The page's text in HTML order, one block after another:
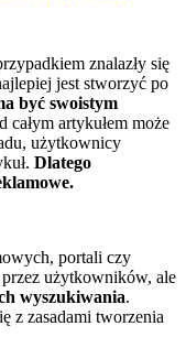
znalazły się
jest stworzyć po
być swoistym
artykułem może
użytkownicy
Dlatego
portali czy
użytkowników, ale
wyszukiwania.
z zasadami tworzenia